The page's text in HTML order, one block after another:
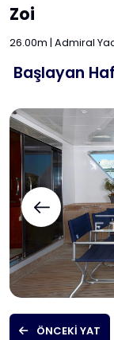
Zoi
26.00m | Admiral
Başlayan
ÖNCEKI YAT